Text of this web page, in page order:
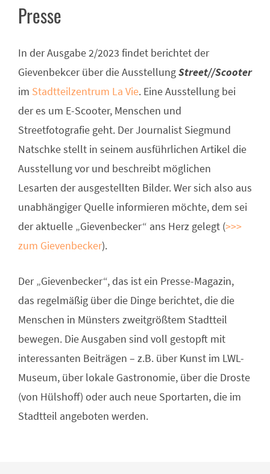
Presse
In der Ausgabe 2/2023 findet berichtet der
Gievenbekcer über die AusstellungStreet//Scooter
im Stadtteilzentrum La Vie. Eine Ausstellung bei
der es um E-Scooter, Menschen und
Streetfotografie geht. Der Journalist Siegmund
Natschke stellt in seinem ausführlichen Artikel die
Ausstellung vor und beschreibt möglichen
Lesarten der ausgestellten Bilder. Wer sich also aus
unabhängiger Quelle informieren möchte, dem sei
der aktuelle „Gievenbecker“ ans Herz gelegt (>>>
zum Gievenbecker).
Der „Gievenbecker“, das ist ein Presse-Magazin,
das regelmäßig über die Dinge berichtet, die die
Menschen in Münsters zweitgrößtem Stadtteil
bewegen. Die Ausgaben sind voll gestopft mit
interessanten Beiträgen – z.B. über Kunst im LWL-
Museum, über lokale Gastronomie, über die Droste
(von Hülshoff) oder auch neue Sportarten, die im
Stadtteil angeboten werden.